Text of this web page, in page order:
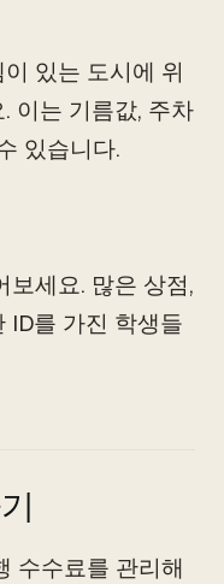
있는 도시에 위
이는 기름값, 주차
있습니다.
보세요. 많은 상점,
ID를 가진 학생들
수수료를 관리해